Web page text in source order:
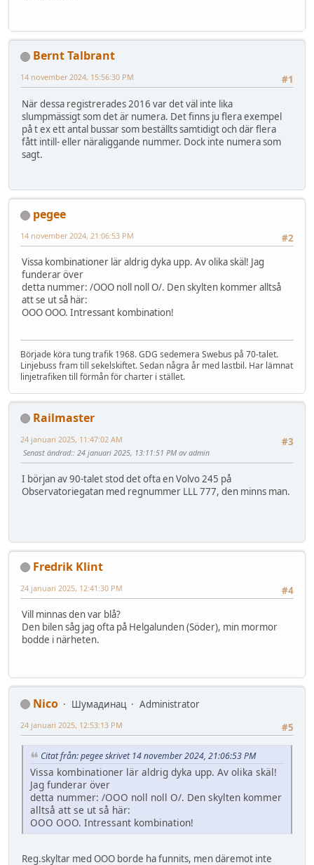
Bernt Talbrant
#1
14 november 2024, 15:56:30 PM
När dessa registrerades 2016 var det väl inte lika
slumpmässigt som det är numera. Det finns ju flera exempel
på t ex ett antal bussar som beställts samtidigt och där flera
fått intill- eller näraliggande nummer. Dock inte numera som
sagt.
pegee
#2
14 november 2024, 21:06:53 PM
Vissa kombinationer lär aldrig dyka upp. Av olika skäl! Jag
funderar över
detta nummer: /OOO noll noll O/. Den skylten kommer alltså
att se ut så här:
OOO OOO. Intressant kombination!
Började köra tung trafik 1968. GDG sedemera Swebus på 70-talet.
Linjebuss fram till sekelskiftet. Sedan några år med lastbil. Har lämnat
linjetrafiken till förmån för charter i stället.
Railmaster
#3
24 januari 2025, 11:47:02 AM
Senast ändrad:: 24 januari 2025, 13:11:51 PM av admin
I början av 90-talet stod det ofta en Volvo 245 på
Observatoriegatan med regnummer LLL 777, den minns man.
Fredrik Klint
#4
24 januari 2025, 12:41:30 PM
Vill minnas den var blå?
Den bilen såg jag ofta på Helgalunden (Söder), min mormor
bodde i närheten.
Nico Шумадинац
Administrator
#5
24 januari 2025, 12:53:13 PM
Citat från: pegee skrivet 14 november 2024, 21:06:53 PM
Vissa kombinationer lär aldrig dyka upp. Av olika skäl!
Jag funderar över
detta nummer: /OOO noll noll O/. Den skylten kommer
alltså att se ut så här:
OOO OOO. Intressant kombination!
Reg.skyltar med OOO borde ha funnits, men däremot inte